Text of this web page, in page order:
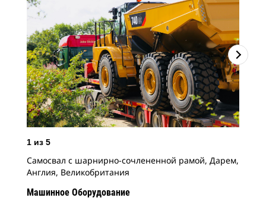
1 из 5
Самосвал с шарнирно-сочлененной рамой, Дарем,
Англия, Великобритания
Машинное Оборудование